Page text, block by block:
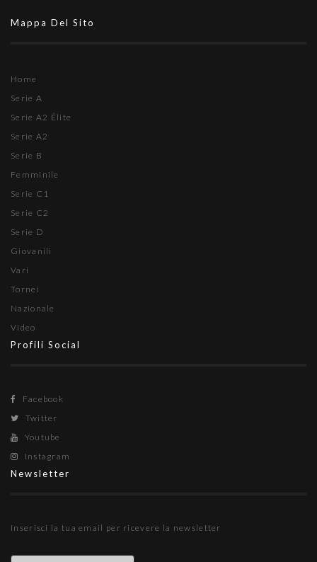
Mappa Del Sito
Home
Serie A
Serie A2 Élite
Serie A2
Serie B
Femminile
Serie C1
Serie C2
Serie D
Giovanili
Vari
Tornei
Nazionale
Video
Profili Social
Facebook
Twitter
Youtube
Instagram
Newsletter
Inserisci la tua email per ricevere la newsletter